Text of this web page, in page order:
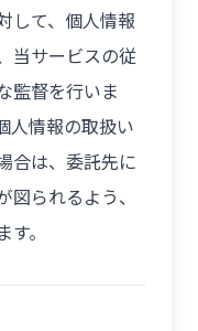
して、個人情報
当サービスの従
監督を行いま
人情報の取扱い
合は、委託先に
られるよう、
。